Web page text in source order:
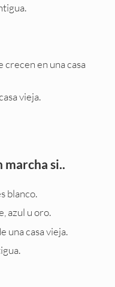
crecen en una casa
vieja.
marcha si..
blanco.
azul u oro.
una casa vieja.